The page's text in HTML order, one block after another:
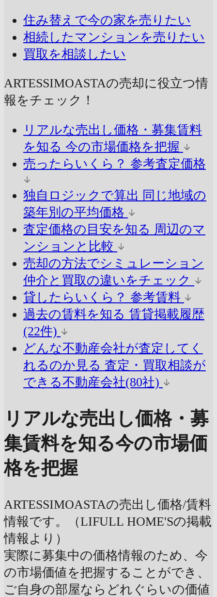
住み替えで今の家を売りたい
相続したマンションを売りたい
買取を相談したい
ARTESSIMOASTAの売却に役立つ情
報をチェック！
リアルな売出し価格・募集賃料
を知る 今の市場価格を把握
売ったらいくら？ 参考査定価格
独自ロジックで算出 同じ地域の
築年別の平均価格
査定価格の目安を知る 周辺のマ
ンションと比較
売却の方法でシミュレーション
仲介と買取の違いをチェック
貸したらいくら？ 参考賃料
過去の賃料を知る 賃貸掲載履歴
(22件)
どんな不動産会社が査定してく
れるのか見る 査定・買取相談が
できる不動産会社(80社)
リアルな売出し価格・募
集賃料を知る今の市場価
格を把握
ARTESSIMOASTAの売出し価格/賃料
情報です。（LIFULL HOME'Sの掲載
情報より）
実際に募集中の価格情報のため、今
の市場価値を把握することができ、
ご自身の部屋ならどれぐらいの価値